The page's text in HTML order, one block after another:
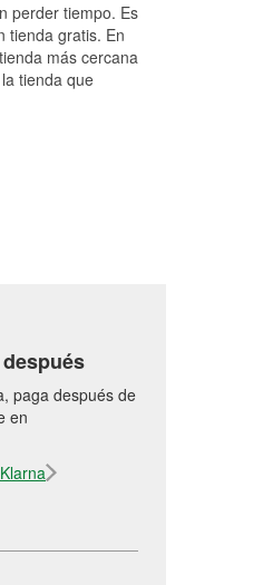
helped us
doesn’t do them
perder tiempo. Es
tienda gratis. En
más cercana
tienda que
paga después de
en